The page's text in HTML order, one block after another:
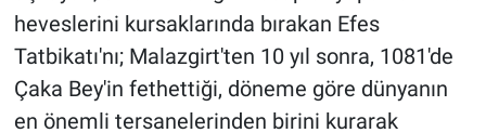
heveslerini kursaklarında bırakan Efes
Tatbikatı'nı; Malazgirt'ten 10 yıl sonra, 1081'de
Çaka Bey'in fethettiği, döneme göre dünyanın
en önemli tersanelerinden birini kurarak